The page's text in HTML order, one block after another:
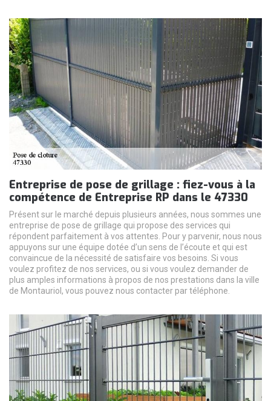
Entreprise de pose de grillage : fiez-vous à la
compétence de Entreprise RP dans le 47330
Présent sur le marché depuis plusieurs années, nous sommes une
entreprise de pose de grillage qui propose des services qui
répondent parfaitement à vos attentes. Pour y parvenir, nous nous
appuyons sur une équipe dotée d’un sens de l’écoute et qui est
convaincue de la nécessité de satisfaire vos besoins. Si vous
voulez profitez de nos services, ou si vous voulez demander de
plus amples informations à propos de nos prestations dans la ville
de Montauriol, vous pouvez nous contacter par téléphone.